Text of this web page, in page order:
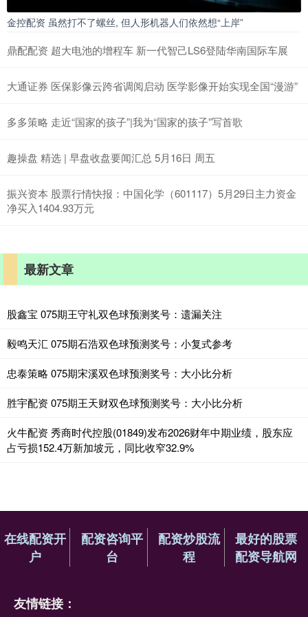
金控配资 虽然打不了螺丝, 但人形机器人们依然想“上岸”
鼎配配资 超大电池的增程车 新一代智己LS6登陆华南国际车展
大通证券 医保影像云跨省调阅启动 医学影像开始实现全国“漫游”
多多策略 走近“国家的孩子”|我为“国家的孩子”写首歌
趣操盘 精选 | 早盘收盘要闻汇总 5月16日 周五
振兴资本 股票行情快报：中国化学（601117）5月29日主力资金
净买入1404.93万元
最新文章
股鑫宝 075期王守礼双色球预测奖号：遗漏关注
毅鸣天汇 075期石浩双色球预测奖号：小复式参考
忠泰策略 075期宋溪双色球预测奖号：大小比分析
胜宇配资 075期王天财双色球预测奖号：大小比分析
火牛配资 秀商时代控股(01849)发布2026财年中期业绩，股东应
占亏损152.4万新加坡元，同比收窄32.9%
在线配资开
户
配资咨询平
台
配资炒股流
程
最好的股票
配资导航网
友情链接：